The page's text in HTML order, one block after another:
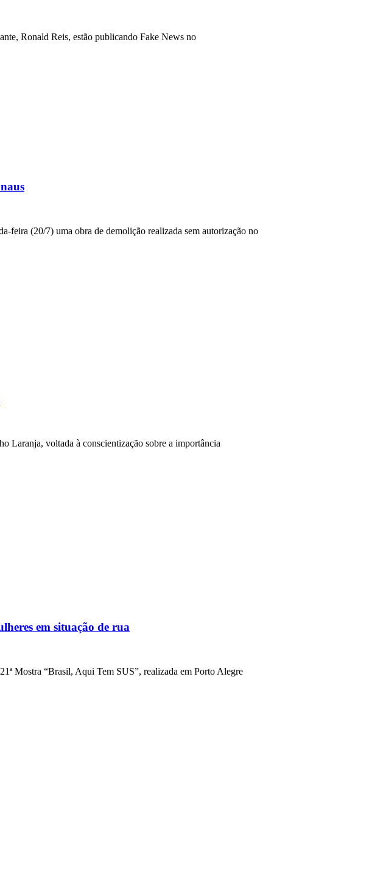
Ronald Reis, estão publicando Fake News no
feira (20/7) uma obra de demolição realizada sem autorização no
Laranja, voltada à conscientização sobre a importância
em situação de rua
Mostra “Brasil, Aqui Tem SUS”, realizada em Porto Alegre